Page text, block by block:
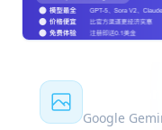
Google